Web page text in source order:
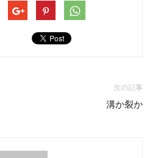
次の記事
溝か裂か